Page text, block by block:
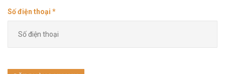
Số điện thoại *